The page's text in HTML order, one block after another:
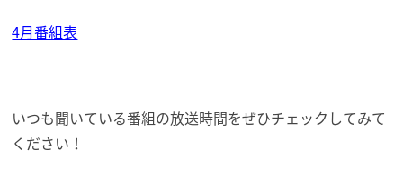
4月番組表
いつも聞いている番組の放送時間をぜひチェックしてみて
ください！